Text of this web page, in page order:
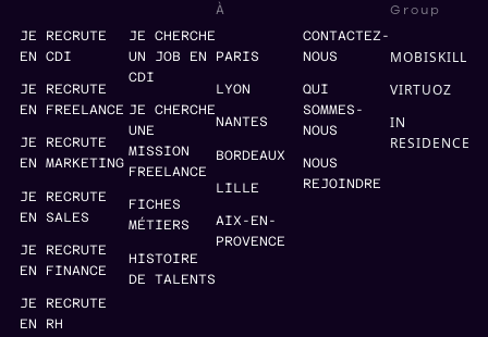
JE RECRUTE
EN CDI
JE RECRUTE
EN FREELANCE
JE RECRUTE
EN MARKETING
JE RECRUTE
EN SALES
JE RECRUTE
EN FINANCE
JE RECRUTE
EN RH
JE CHERCHE
UN JOB EN
CDI
JE CHERCHE
UNE
MISSION
FREELANCE
FICHES
MÉTIERS
HISTOIRE
DE TALENTS
À
PARIS
LYON
NANTES
BORDEAUX
LILLE
AIX-EN-
PROVENCE
CONTACTEZ-
NOUS
QUI
SOMMES-
NOUS
NOUS
REJOINDRE
Group
MOBISKILL
VIRTUOZ
IN
RESIDENCE